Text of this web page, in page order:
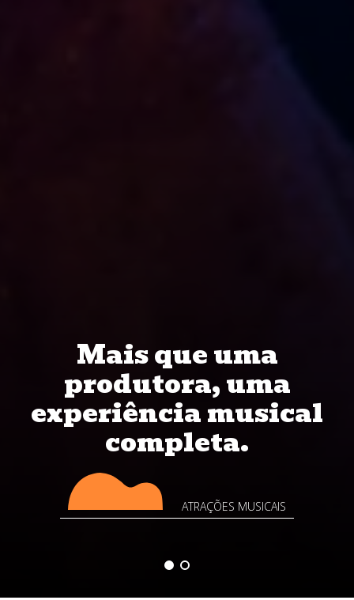
Mais que uma
produtora, uma
experiência musical
completa.
ATRAÇÕES MUSICAIS